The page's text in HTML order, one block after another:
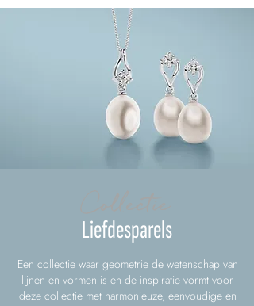
Liefdesparels
Een collectie waar geometrie de wetenschap van
lijnen en vormen is en de inspiratie vormt voor
deze collectie met harmonieuze, eenvoudige en